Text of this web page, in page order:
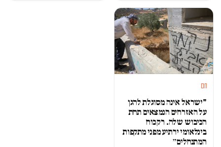
חם
"ישראל אינה מסוגלת להגן
על האזרחים הנמצאים תחת
הכיבוש שלה. רק כוח
בינלאומי ירתיע מפני מתקפות
המתנחלים״